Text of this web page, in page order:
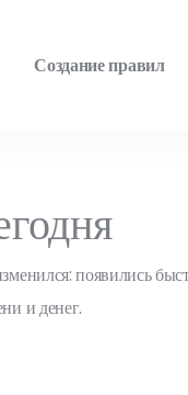
Создание правил
появились
и денег.